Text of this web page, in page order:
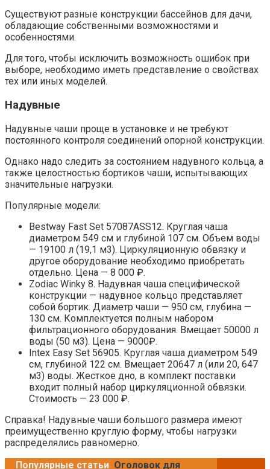
Существуют разные конструкции бассейнов для дачи,
обладающие собственными возможностями и
особенностями.
Для того, чтобы исключить возможность ошибок при
выборе, необходимо иметь представление о свойствах
тех или иных моделей.
Надувные
Надувные чаши проще в установке и не требуют
постоянного контроля соединений опорной конструкции.
Однако надо следить за состоянием надувного кольца, а
также целостностью бортиков чаши, испытывающих
значительные нагрузки.
Популярные модели:
Bestway Fast Set 57087ASS12. Круглая чаша
диаметром 549 см и глубиной 107 см. Объем воды
— 19100 л (19,1 м3). Циркуляционную обвязку и
другое оборудование необходимо приобретать
отдельно. Цена — 8 000 ₽.
Zodiac Winky 8. Надувная чаша специфической
конструкции — надувное кольцо представляет
собой бортик. Диаметр чаши — 950 см, глубина —
130 см. Комплектуется полным набором
фильтрационного оборудования. Вмещает 50000 л
воды (50 м3). Цена — 9000₽.
Intex Easy Set 56905. Круглая чаша диаметром 549
см, глубиной 122 см. Вмещает 20647 л (или 20, 647
м3) воды. Жесткое дно, в комплект поставки
входит полный набор циркуляционной обвязки.
Стоимость — 23 000 ₽.
Справка! Надувные чаши большого размера имеют
преимущественно круглую форму, чтобы нагрузки
распределялись равномерно.
Популярные статьи Оголовок для